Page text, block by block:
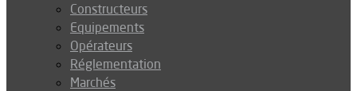
Constructeurs
Equipements
Opérateurs
Réglementation
Marchés